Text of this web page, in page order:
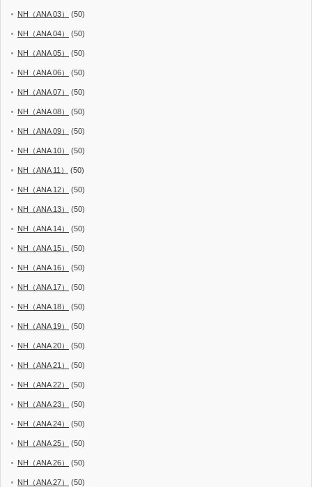
NH（ANA 03） (50)
NH（ANA 04） (50)
NH（ANA 05） (50)
NH（ANA 06） (50)
NH（ANA 07） (50)
NH（ANA 08） (50)
NH（ANA 09） (50)
NH（ANA 10） (50)
NH（ANA 11） (50)
NH（ANA 12） (50)
NH（ANA 13） (50)
NH（ANA 14） (50)
NH（ANA 15） (50)
NH（ANA 16） (50)
NH（ANA 17） (50)
NH（ANA 18） (50)
NH（ANA 19） (50)
NH（ANA 20） (50)
NH（ANA 21） (50)
NH（ANA 22） (50)
NH（ANA 23） (50)
NH（ANA 24） (50)
NH（ANA 25） (50)
NH（ANA 26） (50)
NH（ANA 27） (50)